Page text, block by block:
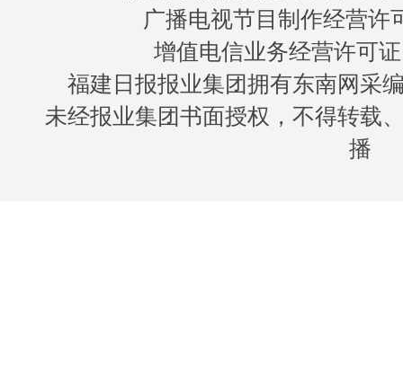
广播电视节目制作经营许
增值电信业务经营许可
福建日报报业集团拥有东南网采
未经报业集团书面授权，不得转载
播